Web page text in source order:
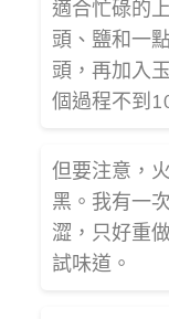
適合忙碌的
頭、鹽和一
頭，再加入
個過程不到
但要注意，
黑。我有一
澀，只好重
試味道。